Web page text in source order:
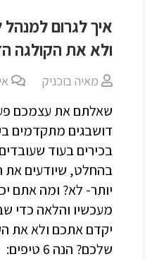
איך לגרום
ולא את הקולגה
מאיה בוכניק
שאלתם את עצמכם
דושבגים מתקדמים
בכירים בעוד
בהחלט, שיודעים את
יותר- לא? ומה אתם
מעכשיו והלאה כדי
יקדם אתכם ולא את
שלכם? הנה 6 טיפים: